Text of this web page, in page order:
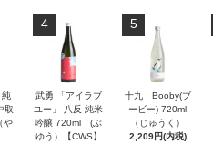
取
や
4
武勇 「アイラブ
ユー」 八反 純米
吟醸 720ml (ぶ
ゆう）【CWS】
5
十九 Booby(ブ
ービー) 720ml
（じゅうく）
2,209円(内税)